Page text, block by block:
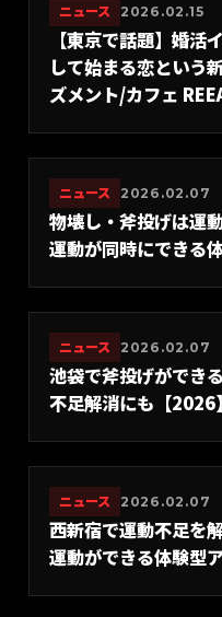
ニュース 2026.02.15
【東京で話題】婚
して始まる恋という
ズメント/カフェ
ニュース 2026.02.07
物壊し・斧投げは運
運動が同時にできる
ニュース 2026.02.07
池袋で斧投げができ
不足解消にも【2026】
ニュース 2026.02.07
西新宿で運動不足を
運動ができる体験型